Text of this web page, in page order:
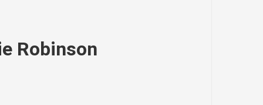
Robinson